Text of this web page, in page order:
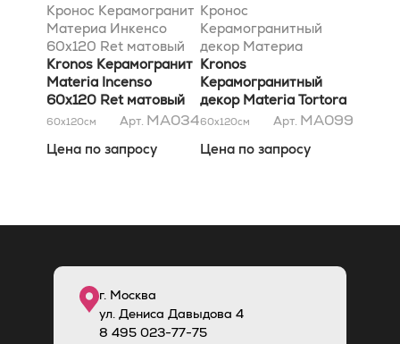
Кронос Керамогранит
Материа Инкенсо
60x120 Ret матовый
Kronos Керамогранит
Materia Incenso
60x120 Ret матовый
60x120см Арт. MA034
Цена по запросу
Кронос
Керамогранитный
декор Материа
Тортора Линова
60x120 матовый
Kronos
Керамогранитный
декор Materia Tortora
Linova 60x120
60x120см Арт. MA099
Цена по запросу
г. Москва
ул. Дениса Давыдова 4
8 495 023-77-75